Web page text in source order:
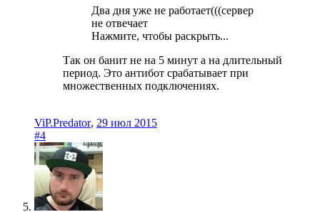
Два дня уже не работает(((сервер
не отвечает
Нажмите, чтобы раскрыть...
Так он банит не на 5 минут а на длительный
период. Это антибот срабатывает при
множественных подключениях.
ViP.Predator, 29 июл 2015
#4